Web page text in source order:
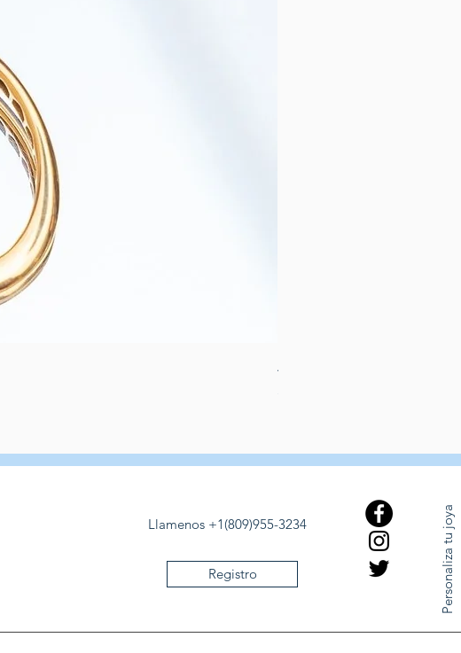
Aretes de perlas de rio
Personaliza tu joya
Llamenos +1(809)955-3234
Registro